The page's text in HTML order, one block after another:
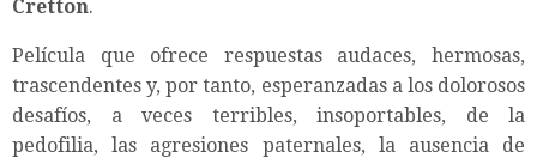
Cretton.
Película que ofrece respuestas audaces, hermosas,
trascendentes y, por tanto, esperanzadas a los dolorosos
desafíos, a veces terribles, insoportables, de la
pedofilia, las agresiones paternales, la ausencia de